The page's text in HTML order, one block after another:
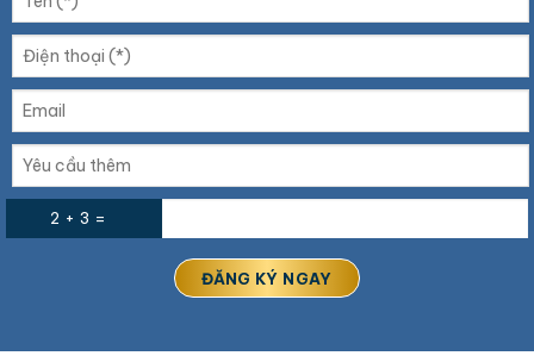
2 + 3 =